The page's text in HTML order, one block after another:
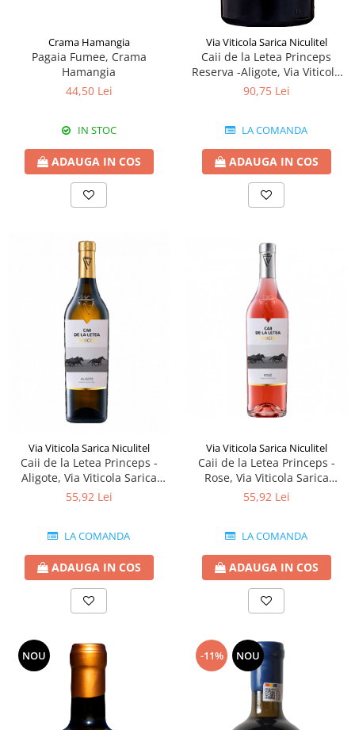
Crama Hamangia
Pagaia Fumee, Crama
Hamangia
44,50 Lei
IN STOC
ADAUGA IN COS
Via Viticola Sarica Niculitel
Caii de la Letea Princeps
Reserva -Aligote, Via Viticola
Sarica Niculitel
90,75 Lei
LA COMANDA
ADAUGA IN COS
Via Viticola Sarica Niculitel
Caii de la Letea Princeps -
Aligote, Via Viticola Sarica
Niculitel
55,92 Lei
LA COMANDA
ADAUGA IN COS
Via Viticola Sarica Niculitel
Caii de la Letea Princeps -
Rose, Via Viticola Sarica
Niculitel
55,92 Lei
LA COMANDA
ADAUGA IN COS
NOU -11% NOU